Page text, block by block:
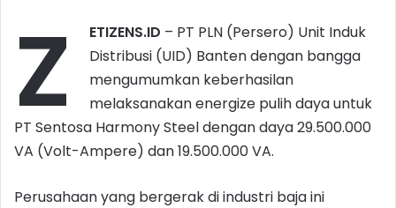
Z ETIZENS.ID – PT PLN (Persero) Unit Induk
Distribusi (UID) Banten dengan bangga
mengumumkan keberhasilan
melaksanakan energize pulih daya untuk
PT Sentosa Harmony Steel dengan daya 29.500.000
VA (Volt-Ampere) dan 19.500.000 VA.
Perusahaan yang bergerak di industri baja ini